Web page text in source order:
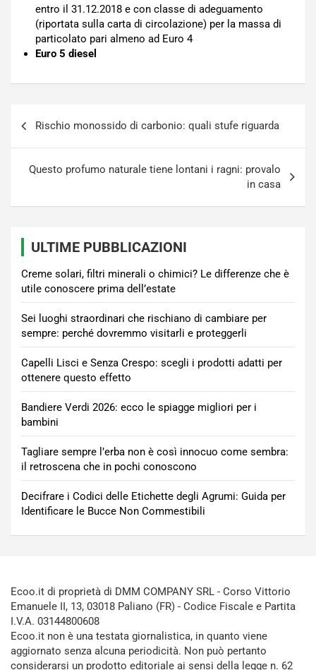
entro il 31.12.2018 e con classe di adeguamento
(riportata sulla carta di circolazione) per la massa di
particolato pari almeno ad Euro 4
Euro 5 diesel
Rischio monossido di carbonio: quali stufe riguarda
Questo profumo naturale tiene lontani i ragni: provalo
in casa
ULTIME PUBBLICAZIONI
Creme solari, filtri minerali o chimici? Le differenze che è
utile conoscere prima dell’estate
Sei luoghi straordinari che rischiano di cambiare per
sempre: perché dovremmo visitarli e proteggerli
Capelli Lisci e Senza Crespo: scegli i prodotti adatti per
ottenere questo effetto
Bandiere Verdi 2026: ecco le spiagge migliori per i
bambini
Tagliare sempre l’erba non è così innocuo come sembra:
il retroscena che in pochi conoscono
Decifrare i Codici delle Etichette degli Agrumi: Guida per
Identificare le Bucce Non Commestibili
Ecoo.it di proprietà di DMM COMPANY SRL - Corso Vittorio
Emanuele II, 13, 03018 Paliano (FR) - Codice Fiscale e Partita
I.V.A. 03144800608
Ecoo.it non è una testata giornalistica, in quanto viene
aggiornato senza alcuna periodicità. Non può pertanto
considerarsi un prodotto editoriale ai sensi della legge n. 62